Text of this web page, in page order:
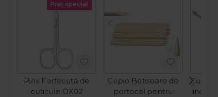
Pret special
Pinx Forfecuta de
cuticule OX02
Cupio Betisoare de
portocal pentru
Cupio
inox